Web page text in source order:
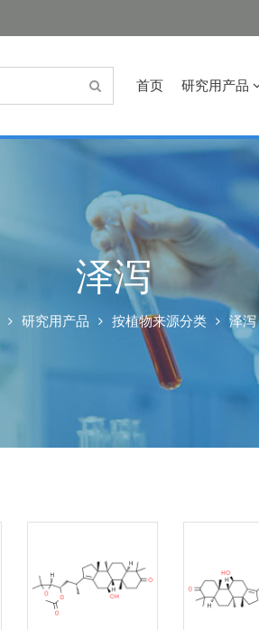
首页 研究用产品
泽泻
研究用产品 按植物来源分类 泽泻